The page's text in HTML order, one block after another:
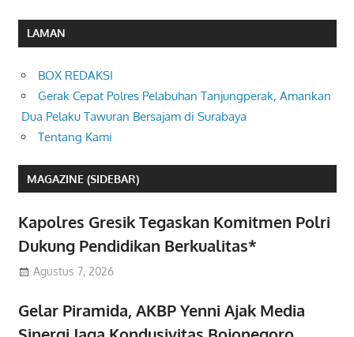
LAMAN
BOX REDAKSI
Gerak Cepat Polres Pelabuhan Tanjungperak, Amankan
Dua Pelaku Tawuran Bersajam di Surabaya
Tentang Kami
MAGAZINE (SIDEBAR)
Kapolres Gresik Tegaskan Komitmen Polri
Dukung Pendidikan Berkualitas*
Agustus 7, 2026
Gelar Piramida, AKBP Yenni Ajak Media